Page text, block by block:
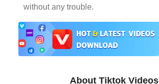
without any trouble.
About Tiktok Videos